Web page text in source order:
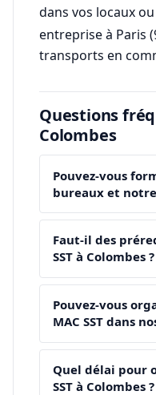
dans vos locaux
entreprise à Paris
transports en
Questions
Colombes
Pouvez-vous
bureaux et
Faut-il des
SST à Colombes ?
Pouvez-vous
MAC SST dans
Quel délai pour
SST à Colombes ?